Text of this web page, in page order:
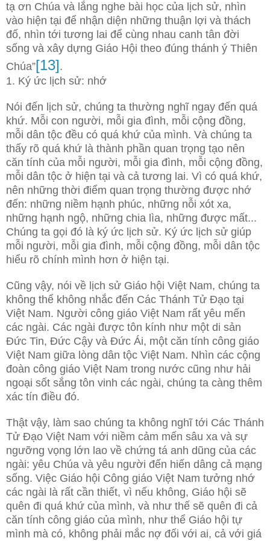
tạ ơn Chúa và lắng nghe bài học của lịch sử, nhìn
vào hiện tại để nhận diện những thuận lợi và thách
đố, nhìn tới tương lai để cùng nhau canh tân đời
sống và xây dựng Giáo Hội theo đúng thánh ý Thiên
Chúa”[13].
1. Ký ức lịch sử: nhớ
Nói đến lịch sử, chúng ta thường nghĩ ngay đến quá
khứ. Mỗi con người, mỗi gia đình, mỗi cộng đồng,
mỗi dân tộc đều có quá khứ của mình. Và chúng ta
thấy rõ quá khứ là thành phần quan trọng tạo nên
căn tính của mỗi người, mỗi gia đình, mỗi cộng đồng,
mỗi dân tộc ở hiện tại và cả tương lai. Vì có quá khứ,
nên những thời điểm quan trọng thường được nhớ
đến: những niềm hạnh phúc, những nỗi xót xa,
những hạnh ngộ, những chia lìa, những được mất...
Chúng ta gọi đó là ký ức lịch sử. Ký ức lịch sử giúp
mỗi người, mỗi gia đình, mỗi cộng đồng, mỗi dân tộc
hiểu rõ chính mình hơn ở hiện tại.
Cũng vậy, nói về lịch sử Giáo hội Việt Nam, chúng ta
không thể không nhắc đến Các Thánh Tử Đạo tại
Việt Nam. Người công giáo Việt Nam rất yêu mến
các ngài. Các ngài được tôn kính như một di sản
Đức Tin, Đức Cậy và Đức Ái, một căn tính công giáo
Việt Nam giữa lòng dân tộc Việt Nam. Nhìn các cộng
đoàn công giáo Việt Nam trong nước cũng như hải
ngoại sốt sắng tôn vinh các ngài, chúng ta càng thêm
xác tín điều đó.
Thật vậy, làm sao chúng ta không nghĩ tới Các Thánh
Tử Đạo Việt Nam với niềm cảm mến sâu xa và sự
ngưỡng vọng lớn lao về chứng tá anh dũng của các
ngài: yêu Chúa và yêu người đến hiến dâng cả mạng
sống. Việc Giáo hội Công giáo Việt Nam tưởng nhớ
các ngài là rất cần thiết, vì nếu không, Giáo hội sẽ
quên đi quá khứ của mình, và như thế sẽ quên đi cả
căn tính công giáo của mình, như thể Giáo hội tự
mình mà có, không phải mắc nợ đối với ai, cả với giá